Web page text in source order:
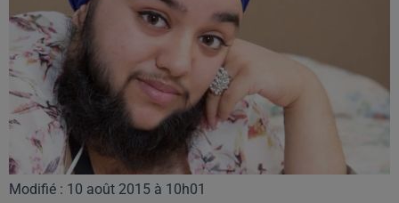
Modifié : 10 août 2015 à 10h01